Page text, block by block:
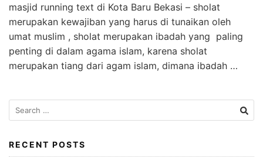
masjid running text di Kota Baru Bekasi – sholat
merupakan kewajiban yang harus di tunaikan oleh
umat muslim , sholat merupakan ibadah yang paling
penting di dalam agama islam, karena sholat
merupakan tiang dari agam islam, dimana ibadah …
Search
for:
RECENT POSTS